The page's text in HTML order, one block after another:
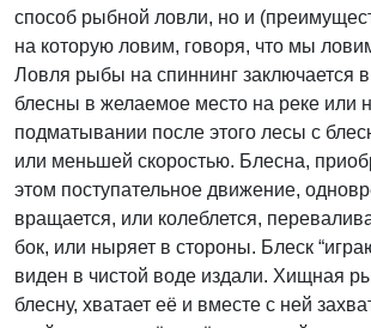
способ рыбной ловли, но и
на которую ловим, говоря, что мы
Ловля рыбы на спиннинг заключается
блесны в желаемое место на реке или
подматывании после этого лесы с
или меньшей скоростью. Блесна,
этом поступательное движение,
вращается, или колеблется,
бок, или ныряет в стороны. Блеск
виден в чистой воде издали. Хищная
блесну, хватает её и вместе с ней